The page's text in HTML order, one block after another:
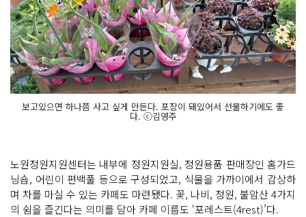
보고있으면 하나쯤 사고 싶게 만든다. 포장이 돼있어서 선물하기에도 좋
다. ⓒ김영주
노원정원지원센터는 내부에 정원지원실, 정원용품 판매장인 홈가드
닝숍, 어린이 편백풀 등으로 구성되었고, 식물을 가까이에서 감상하
며 차를 마실 수 있는 카페도 마련됐다. 꽃, 나비, 정원, 불암산 4가지
의 쉼을 즐긴다는 의미를 담아 카페 이름도 ‘포레스트(4rest)’다.